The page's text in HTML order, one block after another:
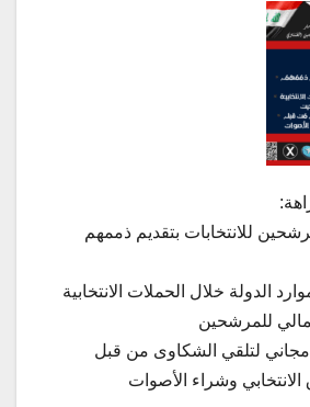
للانتخابات بتقديم ذممهم
الدولة خلال الحملات الانتخابية
للمرشحين
لتلقي الشكاوى من قبل
الانتخابي وشراء الأصوات